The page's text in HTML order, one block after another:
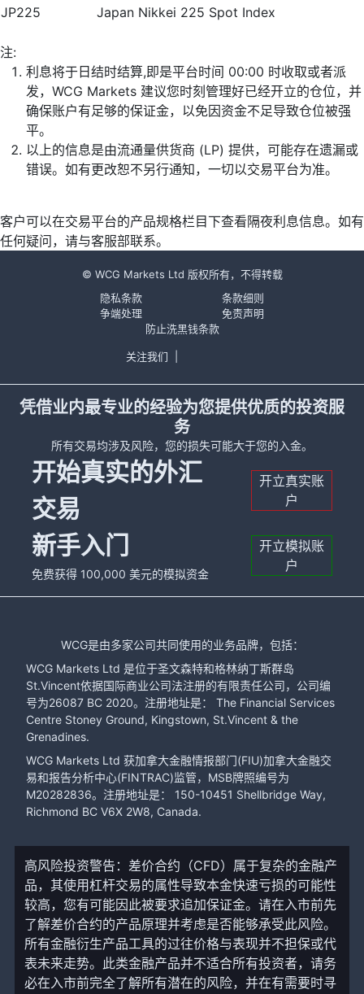
JP225
Japan Nikkei 225 Spot Index
注:
利息将于日结时结算,即是平台时间 00:00 时收取或者派
发，WCG Markets 建议您时刻管理好已经开立的仓位，并
确保账户有足够的保证金，以免因资金不足导致仓位被强
平。
以上的信息是由流通量供货商 (LP) 提供，可能存在遗漏或
错误。如有更改恕不另行通知，一切以交易平台为准。
客户可以在交易平台的产品规格栏目下查看隔夜利息信息。如有
任何疑问，请与客服部联系。
© WCG Markets Ltd 版权所有，不得转载
隐私条款
条款细则
争端处理
免责声明
防止洗黑钱条款
关注我们
凭借业内最专业的经验为您提供优质的投资服
务
所有交易均涉及风险，您的损失可能大于您的入金。
开始真实的外汇
交易
开立真实账
户
新手入门
免费获得 100,000 美元的模拟资金
开立模拟账
户
WCG是由多家公司共同使用的业务品牌，包括：
WCG Markets Ltd 是位于圣文森特和格林纳丁斯群岛
St.Vincent依据国际商业公司法注册的有限责任公司，公司编
号为26087 BC 2020。注册地址是： The Financial Services
Centre Stoney Ground, Kingstown, St.Vincent & the
Grenadines.
WCG Markets Ltd 获加拿大金融情报部门(FIU)加拿大金融交
易和报告分析中心(FINTRAC)监管，MSB牌照编号为
M20282836。注册地址是： 150-10451 Shellbridge Way,
Richmond BC V6X 2W8, Canada.
高风险投资警告：差价合约（CFD）属于复杂的金融产
品，其使用杠杆交易的属性导致本金快速亏损的可能性
较高，您有可能因此被要求追加保证金。请在入市前先
了解差价合约的产品原理并考虑是否能够承受此风险。
所有金融衍生产品工具的过往价格与表现并不担保或代
表未来走势。此类金融产品并不适合所有投资者，请务
必在入市前完全了解所有潜在的风险，并在有需要时寻